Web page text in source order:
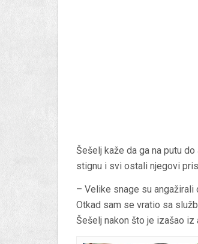
Šešelj kaže da ga na putu
stignu i svi ostali njegovi
– Velike snage su
Otkad sam se vratio sa
Šešelj nakon što je izašao iz